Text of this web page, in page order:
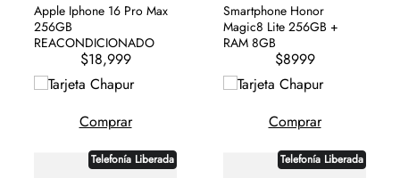
Apple Iphone 16 Pro Max
256GB
REACONDICIONADO
$18,999
Comprar
Smartphone Honor
Magic8 Lite 256GB +
RAM 8GB
$8999
Comprar
Telefonía Liberada Telefonía Liberada